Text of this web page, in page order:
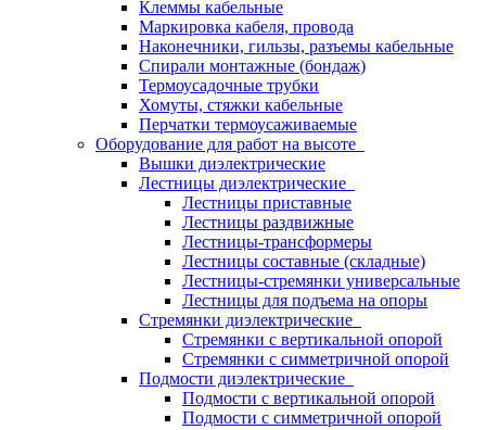
Клеммы кабельные
Маркировка кабеля, провода
Наконечники, гильзы, разъемы кабельные
Спирали монтажные (бондаж)
Термоусадочные трубки
Хомуты, стяжки кабельные
Перчатки термоусаживаемые
Оборудование для работ на высоте
Вышки диэлектрические
Лестницы диэлектрические
Лестницы приставные
Лестницы раздвижные
Лестницы-трансформеры
Лестницы составные (складные)
Лестницы-стремянки универсальные
Лестницы для подъема на опоры
Стремянки диэлектрические
Стремянки с вертикальной опорой
Стремянки с симметричной опорой
Подмости диэлектрические
Подмости с вертикальной опорой
Подмости с симметричной опорой